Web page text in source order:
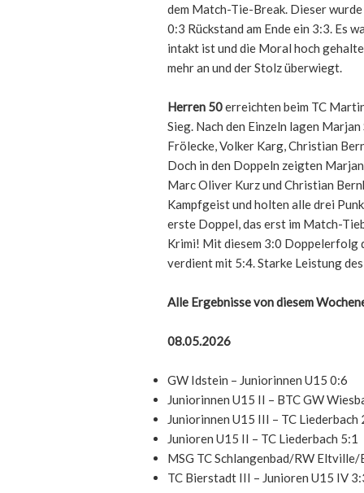
dem Match-Tie-Break. Dieser
0:3 Rückstand am Ende ein 3:3. Es
intakt ist und die Moral hoch
mehr an und der Stolz überwiegt.
Herren 50erreichten beim TC
Sieg. Nach den Einzeln lagen
Frölecke, Volker Karg, Christian
Doch in den Doppeln zeigten
Marc Oliver Kurz und Christian
Kampfgeist und holten alle drei
erste Doppel, das erst im Match-
Krimi! Mit diesem 3:0 Doppelerfolg
verdient mit 5:4. Starke Leistung
Alle Ergebnisse von diesem
08.05.2026
GW Idstein – Juniorinnen U15 0:6
Juniorinnen U15 II – BTC GW
Juniorinnen U15 III – TC Liederbach
Junioren U15 II – TC Liederbach 5:1
MSG TC Schlangenbad/RW
TC Bierstadt III – Junioren U15 IV